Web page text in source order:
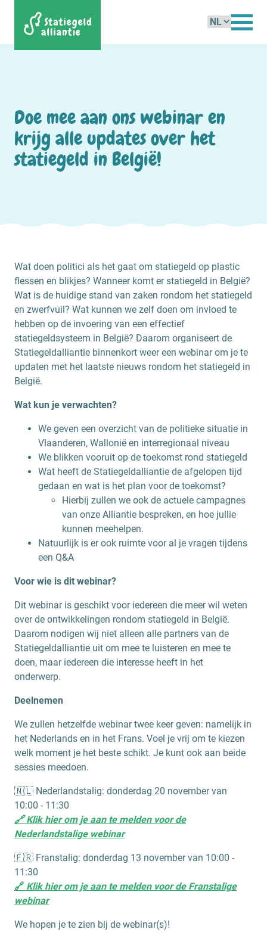
Kies
Doe mee aan ons webinar en
krijg alle updates over het
statiegeld in België!
Wat doen politici als het gaat om statiegeld op plastic
flessen en blikjes? Wanneer komt er statiegeld in België?
Wat is de huidige stand van zaken rondom het statiegeld
en zwerfvuil? Wat kunnen we zelf doen om invloed te
hebben op de invoering van een effectief
statiegeldsysteem in België? Daarom organiseert de
Statiegeldalliantie binnenkort weer een webinar om je te
updaten met het laatste nieuws rondom het statiegeld in
België.
Wat kun je verwachten?
We geven een overzicht van de politieke situatie in
Vlaanderen, Wallonië en interregionaal niveau
We blikken vooruit op de toekomst rond statiegeld
Wat heeft de Statiegeldalliantie de afgelopen tijd
gedaan en wat is het plan voor de toekomst?
Hierbij zullen we ook de actuele campagnes
van onze Alliantie bespreken, en hoe jullie
kunnen meehelpen.
Natuurlijk is er ook ruimte voor al je vragen tijdens
een Q&A
Voor wie is dit webinar?
Dit webinar is geschikt voor iedereen die meer wil weten
over de ontwikkelingen rondom statiegeld in België.
Daarom nodigen wij niet alleen alle partners van de
Statiegeldalliantie uit om mee te luisteren en mee te
doen, maar iedereen die interesse heeft in het
onderwerp.
Deelnemen
We zullen hetzelfde webinar twee keer geven: namelijk in
het Nederlands en in het Frans. Voel je vrij om te kiezen
welk moment je het beste schikt. Je kunt ook aan beide
sessies meedoen.
🇳🇱 Nederlandstalig: donderdag 20 november van
10:00 - 11:30
🔗 Klik hier om je aan te melden voor de
Nederlandstalige webinar
🇫🇷 Franstalig: donderdag 13 november van 10:00 -
11:30
🔗 Klik hier om je aan te melden voor de Franstalige
webinar
We hopen je te zien bij de webinar(s)!